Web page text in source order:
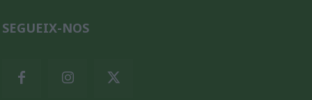
SEGUEIX-NOS